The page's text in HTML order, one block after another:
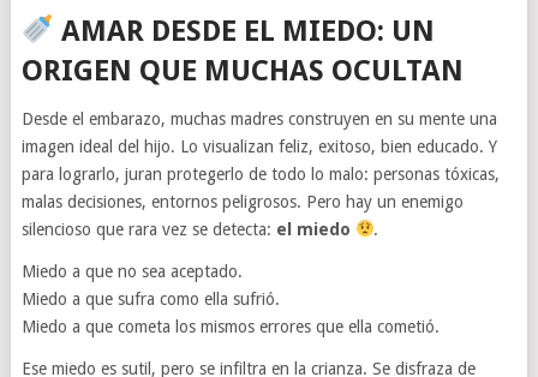
AMAR DESDE EL MIEDO: UN
ORIGEN QUE MUCHAS OCULTAN
Desde el embarazo, muchas madres construyen en su mente una
imagen ideal del hijo. Lo visualizan feliz, exitoso, bien educado. Y
para lograrlo, juran protegerlo de todo lo malo: personas tóxicas,
malas decisiones, entornos peligrosos. Pero hay un enemigo
silencioso que rara vez se detecta: el miedo .
Miedo a que no sea aceptado.
Miedo a que sufra como ella sufrió.
Miedo a que cometa los mismos errores que ella cometió.
Ese miedo es sutil, pero se infiltra en la crianza. Se disfraza de